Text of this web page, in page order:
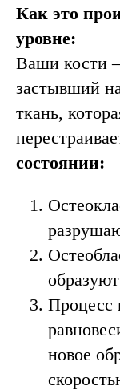
Как это
уровне:
Ваши кости
застывший
ткань,
состоянии:
Процесс
новое
←
Кость при
Пористая,
сухая губка;
может
при минимальной
Резкое
Чиханье или
возможно!);
Неловкий